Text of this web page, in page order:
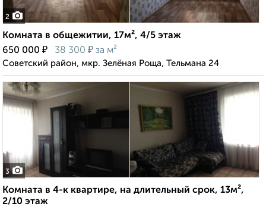
2
Комната в общежитии, 17м², 4/5 этаж
650 000 ₽ 38 300 ₽ за м²
Советский район, мкр. Зелёная Роща, Тельмана 24
3
Комната в 4-к квартире, на длительный срок, 13м²,
2/10 этаж